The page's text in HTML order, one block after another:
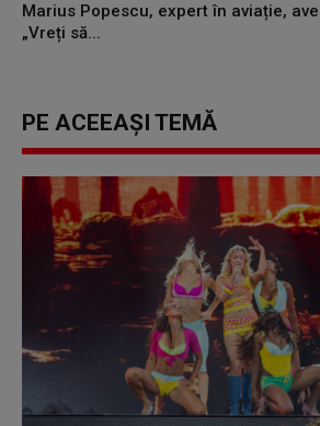
Marius Popescu, expert în aviație,
„Vreți să...
PE ACEEAȘI TEMĂ